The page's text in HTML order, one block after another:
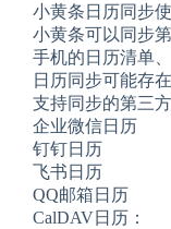
日
程
清
单
到
手
机
桌
面
小黄条日历同步
小黄条可以同步
手机的日历清单
日历同步可能存
支持同步的第三
企业微信日历
钉钉日历
飞书日历
QQ邮箱日历
CalDAV日历：